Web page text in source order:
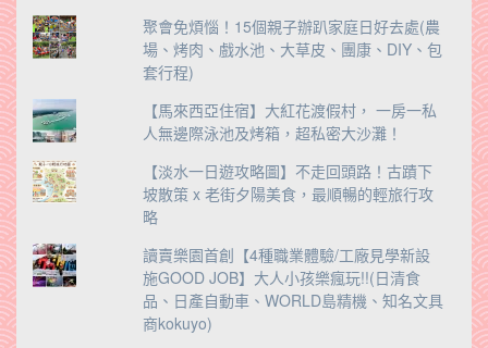
聚會免煩惱！15個親子辦趴家庭日好去處(農
場、烤肉、戲水池、大草皮、團康、DIY、包
套行程)
【馬來西亞住宿】大紅花渡假村， 一房一私
人無邊際泳池及烤箱，超私密大沙灘！
【淡水一日遊攻略圖】不走回頭路！古蹟下
坡散策 x 老街夕陽美食，最順暢的輕旅行攻
略
讀賣樂園首創【4種職業體驗/工廠見學新設
施GOOD JOB】大人小孩樂瘋玩!!(日清食
品、日產自動車、WORLD島精機、知名文具
商kokuyo)